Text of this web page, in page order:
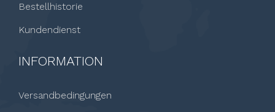
Bestellhistorie
Kundendienst
INFORMATION
Versandbedingungen